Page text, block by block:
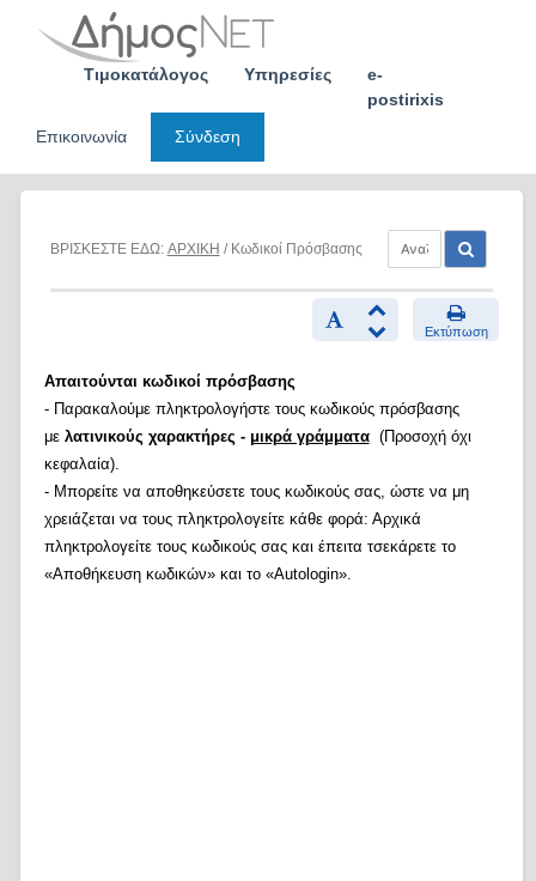
Τιμοκατάλογος Υπηρεσίες
e-
postirixis
Επικοινωνία
Σύνδεση
ΒΡΙΣΚΕΣΤΕ ΕΔΩ: ΑΡΧΙΚΗ / Κωδικοί Πρόσβασης
Εκτύπωση
Απαιτούνται κωδικοί πρόσβασης
- Παρακαλούμε πληκτρολογήστε τους κωδικούς πρόσβασης
με λατινικούς χαρακτήρες - μικρά γράμματα(Προσοχή όχι
κεφαλαία).
- Μπορείτε να αποθηκεύσετε τους κωδικούς σας, ώστε να μη
χρειάζεται να τους πληκτρολογείτε κάθε φορά: Αρχικά
πληκτρολογείτε τους κωδικούς σας και έπειτα τσεκάρετε το
«Αποθήκευση κωδικών» και το «Autologin».